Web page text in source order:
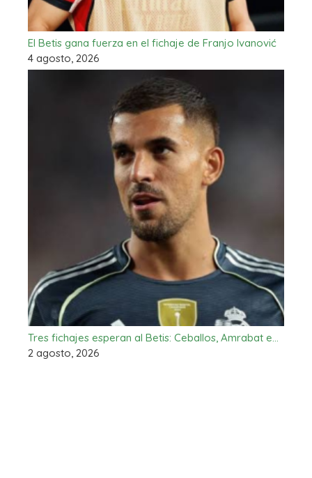
El Betis gana fuerza en el fichaje de Franjo Ivanović
4 agosto, 2026
Tres fichajes esperan al Betis: Ceballos, Amrabat e…
2 agosto, 2026